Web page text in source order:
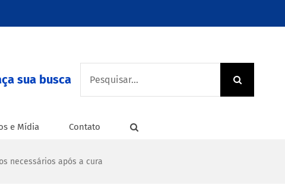
sua busca
resultados
e Mídia Contato
necessários após a cura